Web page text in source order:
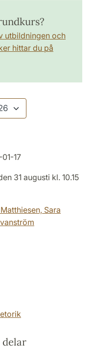
utbildningen och
hittar du på
17
31 augusti kl. 10.15
Sara
delar